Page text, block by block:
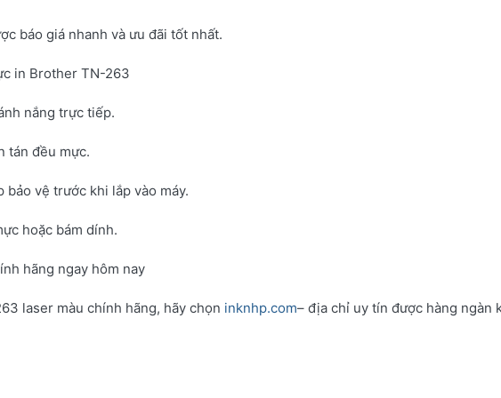
báo giá nhanh và ưu đãi tốt nhất.
in Brother TN-263
nắng trực tiếp.
tán đều mực.
bảo vệ trước khi lắp vào máy.
hoặc bám dính.
hãng ngay hôm nay
laser màu chính hãng, hãy chọn inknhp.com– địa chỉ uy tín được hàng ngàn